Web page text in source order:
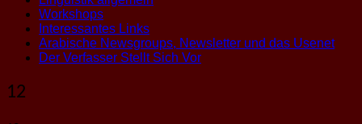
Workshops
Interessantes Links
Arabische Newsgroups, Newsletter und das Usenet
Der Verfasser Stellt Sich Vor
12